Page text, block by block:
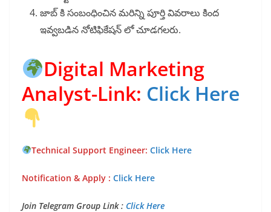
జాబ్ కి సంబంధించిన మరిన్ని పూర్తి వివరాలు కింద
ఇవ్వబడిన నోటిఫికేషన్ లో చూడగలరు.
Digital Marketing
Analyst-Link: Click Here
Technical Support Engineer: Click Here
Notification & Apply : Click Here
Join Telegram Group Link : Click Here